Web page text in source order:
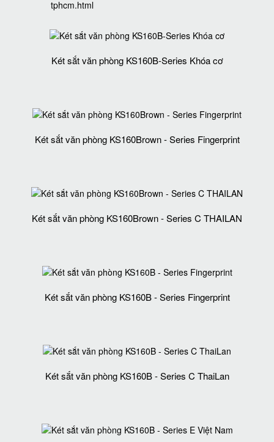
tphcm.html
Két sắt văn phòng KS160B-Series Khóa cơ
Két sắt văn phòng KS160Brown - Series Fingerprint
Két sắt văn phòng KS160Brown - Series C THAILAN
Két sắt văn phòng KS160B - Series Fingerprint
Két sắt văn phòng KS160B - Series C ThaiLan